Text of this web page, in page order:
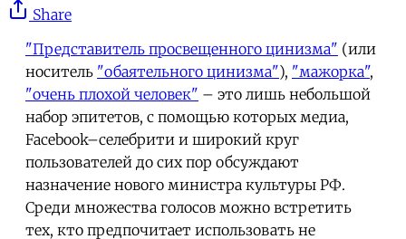
Share
"Представитель просвещенного цинизма" (или
носитель "обаятельного цинизма"), "мажорка",
"очень плохой человек" – это лишь небольшой
набор эпитетов, с помощью которых медиа,
Facebook–селебрити и широкий круг
пользователей до сих пор обсуждают
назначение нового министра культуры РФ.
Среди множества голосов можно встретить
тех, кто предпочитает использовать не